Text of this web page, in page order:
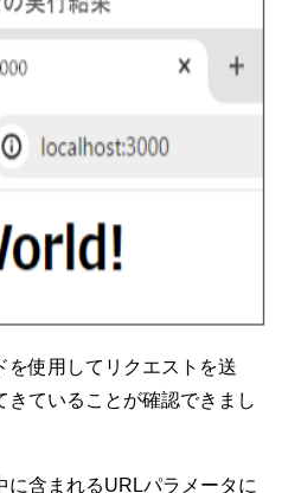
を使用してリクエストを送
きていることが確認できまし
に含まれるURLパラメータに